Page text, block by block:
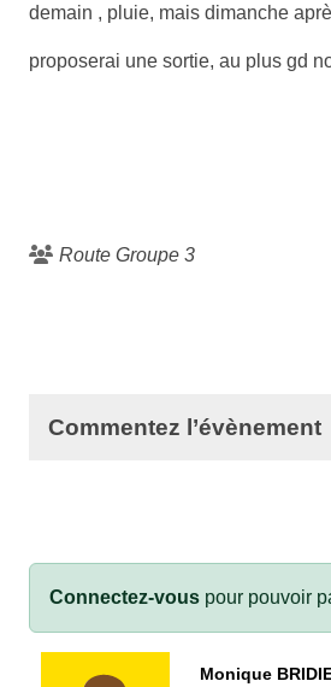
demain , pluie, mais dimanche
proposerai une sortie, au plus gd
Route Groupe 3
Commentez l’évènement
Connectez-vous pour pouvoir
Monique